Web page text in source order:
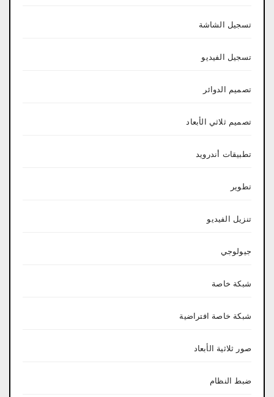
تسجيل الشاشة
تسجيل الفيديو
تصميم الدوائر
تصميم ثلاثي الأبعاد
تطبيقات أندرويد
تطوير
تنزيل الفيديو
جيولوجي
شبكة خاصة
شبكة خاصة افتراضية
صور ثلاثية الأبعاد
ضبط النظام